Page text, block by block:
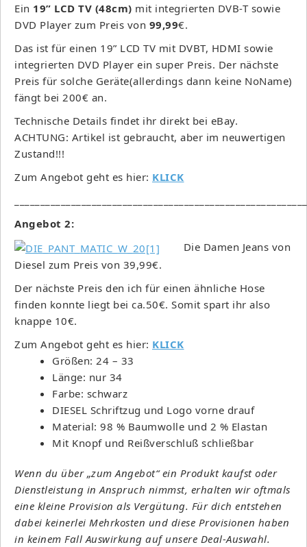
Ein 19” LCD TV (48cm) mit integrierten DVB-T sowie
DVD Player zum Preis von 99,99€.
Das ist für einen 19” LCD TV mit DVBT, HDMI sowie
integrierten DVD Player ein super Preis. Der nächste
Preis für solche Geräte(allerdings dann keine NoName)
fängt bei 200€ an.
Technische Details findet ihr direkt bei eBay.
ACHTUNG: Artikel ist gebraucht, aber im neuwertigen
Zustand!!!
Zum Angebot geht es hier: KLICK
Angebot 2:
Die Damen Jeans von
Diesel zum Preis von 39,99€.
Der nächste Preis den ich für einen ähnliche Hose
finden konnte liegt bei ca.50€. Somit spart ihr also
knappe 10€.
Zum Angebot geht es hier: KLICK
Größen: 24 – 33
Länge: nur 34
Farbe: schwarz
DIESEL Schriftzug und Logo vorne drauf
Material: 98 % Baumwolle und 2 % Elastan
Mit Knopf und Reißverschluß schließbar
Wenn du über „zum Angebot“ ein Produkt kaufst oder
Dienstleistung in Anspruch nimmst, erhalten wir oftmals
eine kleine Provision als Vergütung. Für dich entstehen
dabei keinerlei Mehrkosten und diese Provisionen haben
in keinem Fall Auswirkung auf unsere Deal-Auswahl.